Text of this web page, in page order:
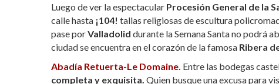
Luego de ver la espectacular Procesión General de la
calle hasta ¡104! tallas religiosas de escultura
pase porValladolid durante la Semana Santa no podrá
ciudad se encuentra en el corazón de la famosa Ribera
Abadía Retuerta-Le Domaine. Entre las bodegas
completa y exquisita. Quien busque una excusa para